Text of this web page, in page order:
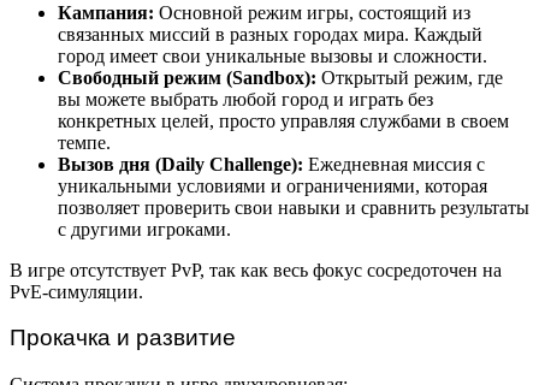
Кампания: Основной режим игры, состоящий из
связанных миссий в разных городах мира. Каждый
город имеет свои уникальные вызовы и сложности.
Свободный режим (Sandbox): Открытый режим, где
вы можете выбрать любой город и играть без
конкретных целей, просто управляя службами в своем
темпе.
Вызов дня (Daily Challenge): Ежедневная миссия с
уникальными условиями и ограничениями, которая
позволяет проверить свои навыки и сравнить результаты
с другими игроками.
В игре отсутствует PvP, так как весь фокус сосредоточен на
PvE-симуляции.
Прокачка и развитие